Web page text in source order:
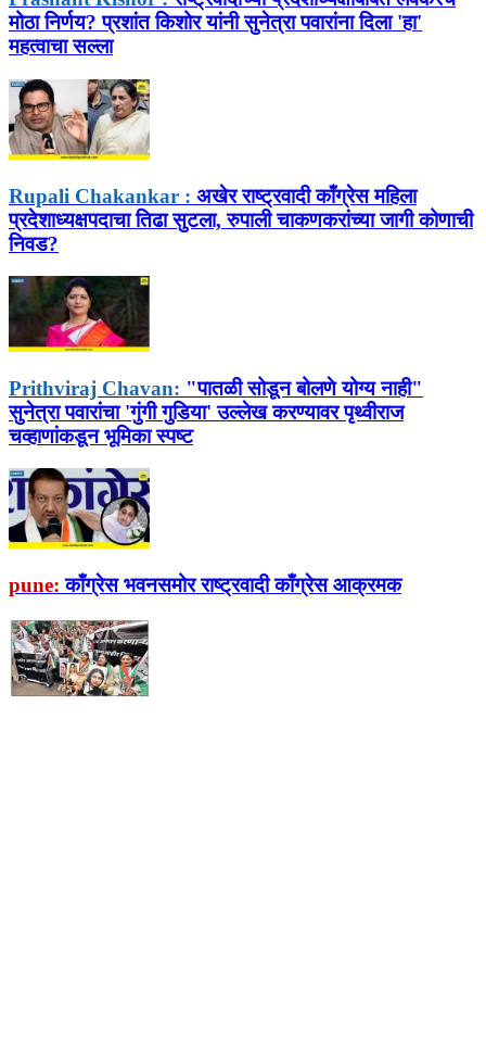
मोठा निर्णय? प्रशांत किशोर यांनी सुनेत्रा पवारांना दिला 'हा'
महत्वाचा सल्ला
Rupali Chakankar : अखेर राष्ट्रवादी काँग्रेस महिला
प्रदेशाध्यक्षपदाचा तिढा सुटला, रुपाली चाकणकरांच्या जागी कोणाची
निवड?
Prithviraj Chavan: "पातळी सोडून बोलणे योग्य नाही"
सुनेत्रा पवारांचा 'गुंगी गुडिया' उल्लेख करण्यावर पृथ्वीराज
चव्हाणांकडून भूमिका स्पष्ट
pune: काँग्रेस भवनसमोर राष्ट्रवादी काँग्रेस आक्रमक